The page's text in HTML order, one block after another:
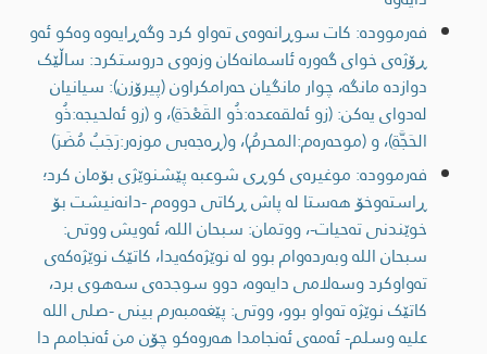
فەرموودە: کات سوڕانەوەى تەواو کرد وگەڕایەوە وەکو ئەو
ڕۆژەی خواى گەورە ئاسمانەکان وزەوی دروستکرد: ساڵێک
دوازدە مانگە، چوار مانگیان حەرامکراون (پیرۆزن): سیانیان
لەدوای یەکن: (زو ئەلقەعدە:ذُو القَعْدَةِ)، و (زو ئەلحیجە:ذُو
الحَجَّةِ)، و (موحەرەم:المحرمُ)، و(ڕەجەبی موزەر:رَجَبُ مُضَرَ)
فەرموودە: موغیرەی کوڕی شوعبە پێشنوێژی بۆمان کرد؛
ڕاستەوخۆ هەستا لە پاش ڕکاتى دووەم -دانەنیشت بۆ
خوێندنی تەحیات-، ووتمان: سبحان الله، ئەویش ووتی:
سبحان الله وبەردەوام بوو لە نوێژەکەیدا، کاتێک نوێژەکەى
تەواوکرد وسەلامی دایەوە، دوو سوجدەى سەهوی برد،
کاتێک نوێژە تەواو بوو، ووتی: پێغەمبەرم بینی -صلى اللە
علیە وسلم- ئەمەی ئەنجامدا هەروەکو چۆن من ئەنجامم دا